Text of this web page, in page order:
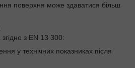
поверхня може здаватися більш
з EN 13 300:
у технічних показниках після